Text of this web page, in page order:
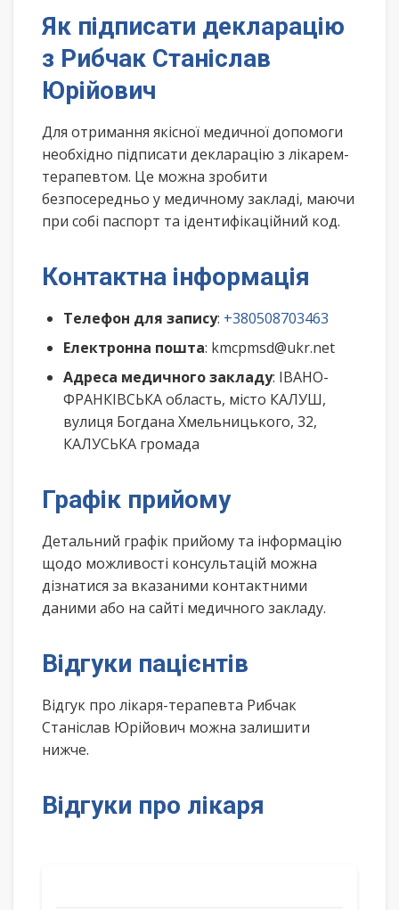
Як підписати декларацію
з Рибчак Станіслав
Юрійович
Для отримання якісної медичної допомоги
необхідно підписати декларацію з лікарем-
терапевтом. Це можна зробити
безпосередньо у медичному закладі, маючи
при собі паспорт та ідентифікаційний код.
Контактна інформація
Телефон для запису: +380508703463
Електронна пошта: kmcpmsd@ukr.net
Адреса медичного закладу: ІВАНО-
ФРАНКІВСЬКА область, місто КАЛУШ,
вулиця Богдана Хмельницького, 32,
КАЛУСЬКА громада
Графік прийому
Детальний графік прийому та інформацію
щодо можливості консультацій можна
дізнатися за вказаними контактними
даними або на сайті медичного закладу.
Відгуки пацієнтів
Відгук про лікаря-терапевта Рибчак
Станіслав Юрійович можна залишити
нижче.
Відгуки про лікаря